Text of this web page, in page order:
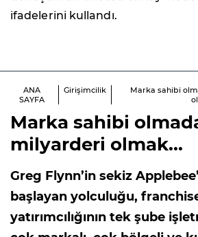
ifadelerini kullandı.
ANA
SAYFA
Girişimcilik
Marka sahibi
Marka sahibi
milyarderi olmak...
Greg Flynn’in sekiz
başlayan yolculuğu,
yatırımcılığının tek şube